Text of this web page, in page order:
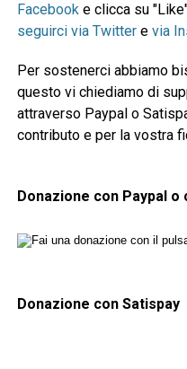
Facebooke clicca su
seguirci via Twittere via
Per sostenerci abbiamo
questo vi chiediamo di
attraverso Paypal o
contributo e per la vostra
Donazione con Paypal
Donazione con Satispay